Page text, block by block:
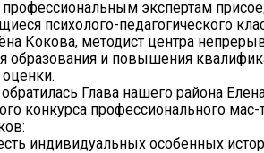
экспертам
психолого-педагогического
Кокова, методист центра
образования и повышения
Глава нашего района
конкурса профессионального
индивидуальных особенных